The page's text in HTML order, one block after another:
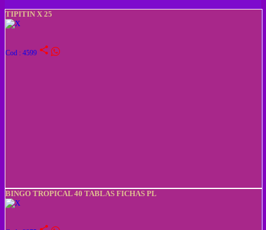
TIPITIN X 25
Cod : 4599 share
BINGO TROPICAL 40 TABLAS FICHAS PL